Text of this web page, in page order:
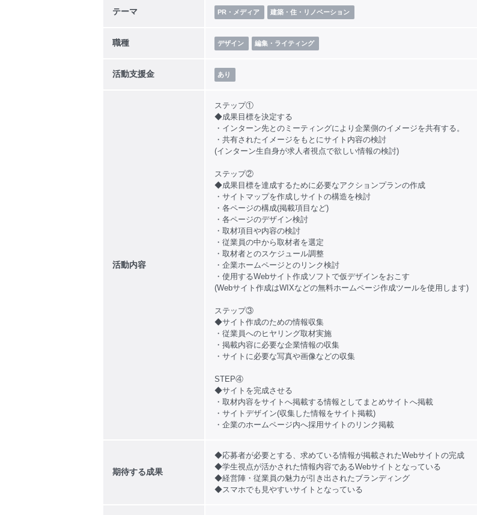
テーマ PR・メディア 建築・住・リノベーション
職種 デザイン 編集・ライティング
活動支援金 あり
活動内容
ステップ①
◆成果目標を決定する
・インターン先とのミーティングにより企業側のイメージを共有する。
・共有されたイメージをもとにサイト内容の検討
(インターン生自身が求人者視点で欲しい情報の検討)
ステップ②
◆成果目標を達成するために必要なアクションプランの作成
・サイトマップを作成しサイトの構造を検討
・各ページの構成(掲載項目など)
・各ページのデザイン検討
・取材項目や内容の検討
・従業員の中から取材者を選定
・取材者とのスケジュール調整
・企業ホームページとのリンク検討
・使用するWebサイト作成ソフトで仮デザインをおこす
(Webサイト作成はWIXなどの無料ホームページ作成ツールを使用します)
ステップ③
◆サイト作成のための情報収集
・従業員へのヒヤリング取材実施
・掲載内容に必要な企業情報の収集
・サイトに必要な写真や画像などの収集
STEP④
◆サイトを完成させる
・取材内容をサイトへ掲載する情報としてまとめサイトへ掲載
・サイトデザイン(収集した情報をサイト掲載)
・企業のホームページ内へ採用サイトのリンク掲載
期待する成果
◆応募者が必要とする、求めている情報が掲載されたWebサイトの完成
◆学生視点が活かされた情報内容であるWebサイトとなっている
◆経営陣・従業員の魅力が引き出されたブランディング
◆スマホでも見やすいサイトとなっている